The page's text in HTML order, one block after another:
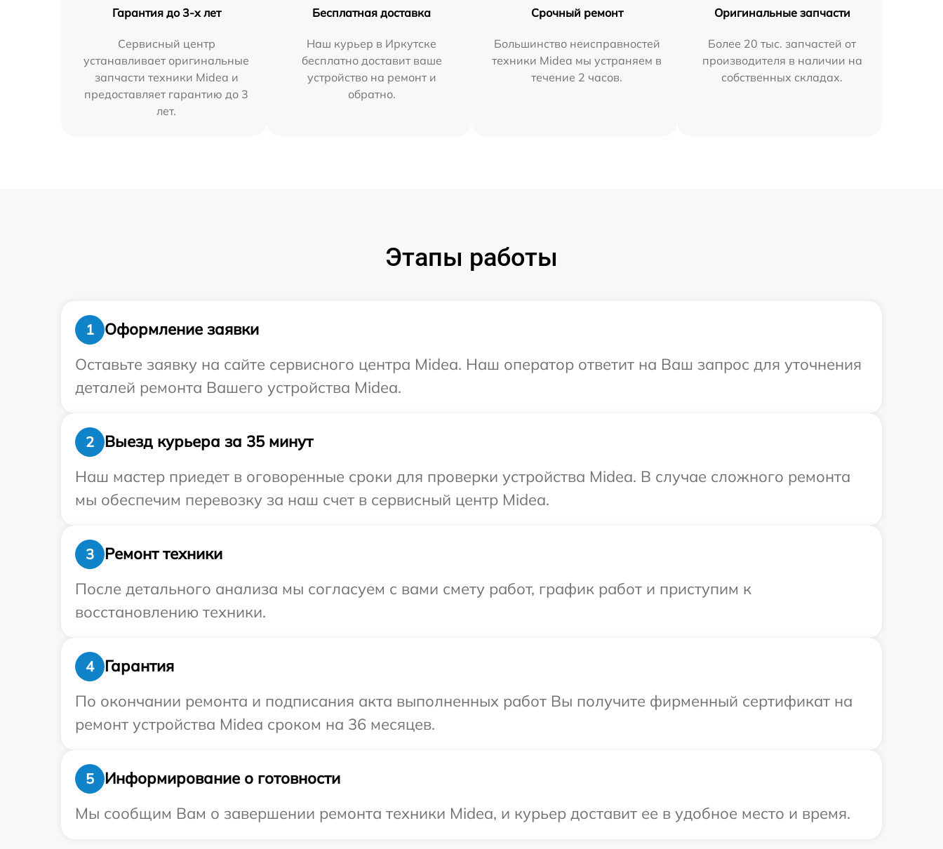
Гарантия до 3-х лет
Сервисный центр
устанавливает оригинальные
запчасти техники Midea и
предоставляет гарантию до 3
лет.
Бесплатная доставка
Наш курьер в Иркутске
бесплатно доставит ваше
устройство на ремонт и
обратно.
Срочный ремонт
Большинство неисправностей
техники Midea мы устраняем в
течение 2 часов.
Оригинальные запчасти
Более 20 тыс. запчастей от
производителя в наличии на
собственных складах.
Этапы работы
1
Оформление заявки
Оставьте заявку на сайте сервисного центра Midea. Наш оператор ответит на Ваш запрос для уточнения
деталей ремонта Вашего устройства Midea.
2
Выезд курьера за 35 минут
Наш мастер приедет в оговоренные сроки для проверки устройства Midea. В случае сложного ремонта
мы обеспечим перевозку за наш счет в сервисный центр Midea.
3
Ремонт техники
После детального анализа мы согласуем с вами смету работ, график работ и приступим к
восстановлению техники.
4
Гарантия
По окончании ремонта и подписания акта выполненных работ Вы получите фирменный сертификат на
ремонт устройства Midea сроком на 36 месяцев.
5
Информирование о готовности
Мы сообщим Вам о завершении ремонта техники Midea, и курьер доставит ее в удобное место и время.